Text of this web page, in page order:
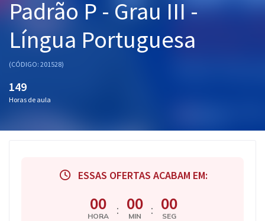
OAB
Mentorias
Questões grátis
Conteúdo gratuito
Aprovados
Padrão P - Grau III -
Língua Portuguesa
(CÓDIGO: 201528)
149
Horas de aula
ESSAS OFERTAS ACABAM EM:
00
HORA : 00
MIN : 00
SEG